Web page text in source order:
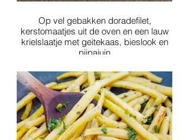
Op vel gebakken doradefilet,
kerstomaatjes uit de oven en een lauw
krielslaatje met geitekaas, bieslook en
pijpajuin